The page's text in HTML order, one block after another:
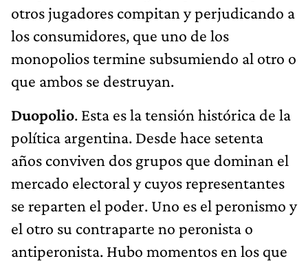
otros jugadores compitan y perjudicando a
los consumidores, que uno de los
monopolios termine subsumiendo al otro o
que ambos se destruyan.
Duopolio. Esta es la tensión histórica de la
política argentina. Desde hace setenta
años conviven dos grupos que dominan el
mercado electoral y cuyos representantes
se reparten el poder. Uno es el peronismo y
el otro su contraparte no peronista o
antiperonista. Hubo momentos en los que